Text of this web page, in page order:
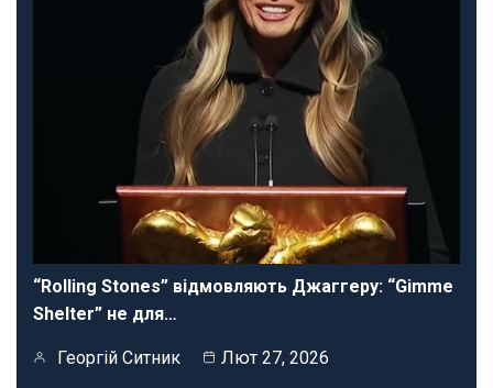
“Rolling Stones” відмовляють Джаггеру: “Gimme
Shelter” не для…
Георгій Ситник Лют 27, 2026